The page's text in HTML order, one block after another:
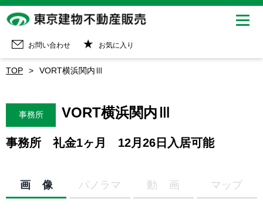
お問い合わせ お気に入り
TOP VORT横浜関内Ⅲ
事務所 VORT横浜関内Ⅲ
事務所 礼金1ヶ月 12月26日入居可能
画像 パノラマ 動画 マップ